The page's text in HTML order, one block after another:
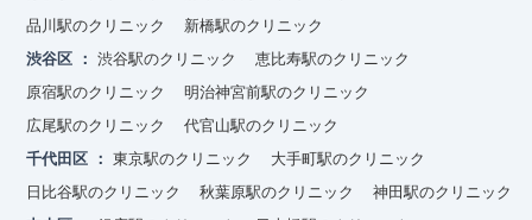
品川駅のクリニック
新橋駅のクリニック
渋谷区
渋谷駅のクリニック
恵比寿駅のクリニック
原宿駅のクリニック
明治神宮前駅のクリニック
広尾駅のクリニック
代官山駅のクリニック
千代田区
東京駅のクリニック
大手町駅のクリニック
日比谷駅のクリニック
秋葉原駅のクリニック
神田駅のクリニック